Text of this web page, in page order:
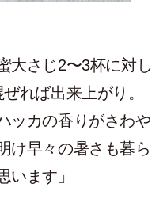
大さじ2〜3杯に対し
れば出来上がり。
ッカの香りがさわや
け早々の暑さも暮ら
います」